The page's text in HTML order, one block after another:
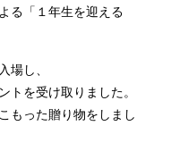
る「１年生を迎える
し、
トを受け取りました。
もった贈り物をしまし